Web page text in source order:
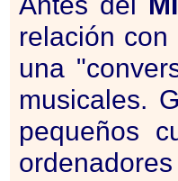
relación
una
musicales.
pequeños